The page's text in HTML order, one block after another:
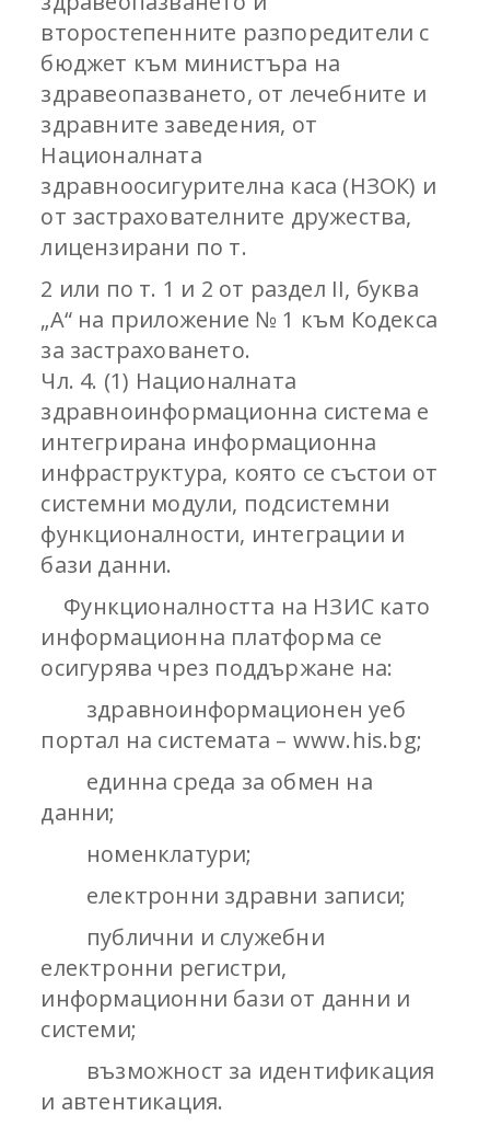
второстепенните разпоредители с
бюджет към министъра на
здравеопазването, от лечебните и
здравните заведения, от
Националната
здравноосигурителна каса (НЗОК) и
от застрахователните дружества,
лицензирани по т.
2 или по т. 1 и 2 от раздел II, буква
„А“ на приложение № 1 към Кодекса
за застраховането.
Чл. 4. (1) Националната
здравноинформационна система е
интегрирана информационна
инфраструктура, която се състои от
системни модули, подсистемни
функционалности, интеграции и
бази данни.
Функционалността на НЗИС като
информационна платформа се
осигурява чрез поддържане на:
здравноинформационен уеб
портал на системата – www.his.bg;
единна среда за обмен на
данни;
номенклатури;
електронни здравни записи;
публични и служебни
електронни регистри,
информационни бази от данни и
системи;
възможност за идентификация
и автентикация.